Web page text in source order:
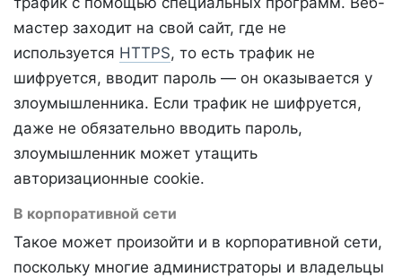
мастер заходит на свой сайт, где не
используется HTTPS, то есть трафик не
шифруется, вводит пароль — он оказывается у
злоумышленника. Если трафик не шифруется,
даже не обязательно вводить пароль,
злоумышленник может утащить
авторизационные cookie.
В корпоративной сети
Такое может произойти и в корпоративной сети,
поскольку многие администраторы и владельцы